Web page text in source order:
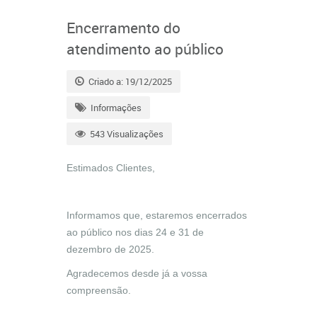
Encerramento do
atendimento ao público
Criado a: 19/12/2025
Informações
543 Visualizações
Estimados Clientes,
Informamos que, estaremos encerrados
ao público nos dias 24 e 31 de
dezembro de 2025.
Agradecemos desde já a vossa
compreensão.